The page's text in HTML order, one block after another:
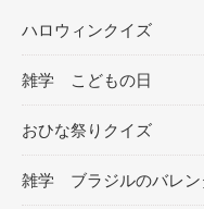
ハロウィンクイズ
雑学 こどもの日
おひな祭りクイズ
雑学 ブラジルのバレン